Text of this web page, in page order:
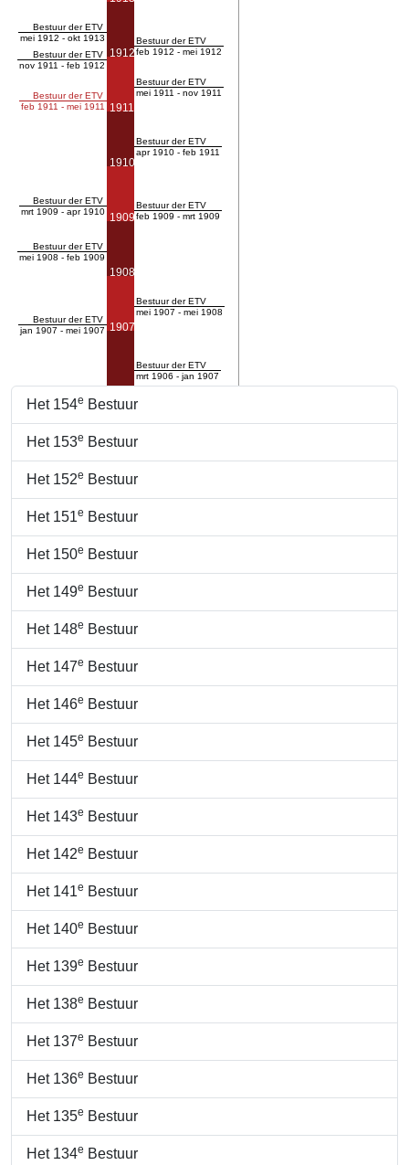
Bestuur der ETV
mei 1912 - okt 1913
Bestuur der ETV
nov 1911 - feb 1912
Bestuur der ETV
feb 1911 - mei 1911
Bestuur der ETV
mrt 1909 - apr 1910
Bestuur der ETV
mei 1908 - feb 1909
Bestuur der ETV
jan 1907 - mei 1907
1912
1911
1910
1909
1908
1907
Bestuur der ETV
feb 1912 - mei 1912
Bestuur der ETV
mei 1911 - nov 1911
Bestuur der ETV
apr 1910 - feb 1911
Bestuur der ETV
feb 1909 - mrt 1909
Bestuur der ETV
mei 1907 - mei 1908
Bestuur der ETV
mrt 1906 - jan 1907
Het 154e Bestuur
Het 153e Bestuur
Het 152e Bestuur
Het 151e Bestuur
Het 150e Bestuur
Het 149e Bestuur
Het 148e Bestuur
Het 147e Bestuur
Het 146e Bestuur
Het 145e Bestuur
Het 144e Bestuur
Het 143e Bestuur
Het 142e Bestuur
Het 141e Bestuur
Het 140e Bestuur
Het 139e Bestuur
Het 138e Bestuur
Het 137e Bestuur
Het 136e Bestuur
Het 135e Bestuur
Het 134e Bestuur